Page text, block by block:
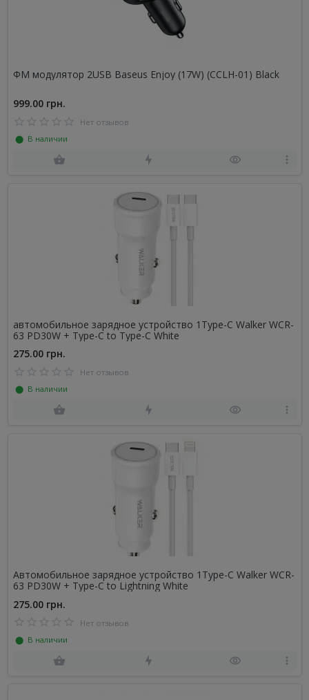
ФМ модулятор 2USB Baseus Enjoy (17W) (CCLH-01) Black
999.00 грн.
Нет отзывов
⬤ В наличии
автомобильное зарядное устройство 1Type-C Walker WCR-
63 PD30W + Type-C to Type-C White
275.00 грн.
Нет отзывов
⬤ В наличии
Автомобильное зарядное устройство 1Type-C Walker WCR-
63 PD30W + Type-C to Lightning White
275.00 грн.
Нет отзывов
⬤ В наличии